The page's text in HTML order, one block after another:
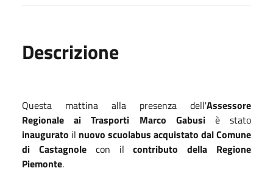
Descrizione
Questa mattina alla presenza dell'Assessore
Regionale ai Trasporti Marco Gabusi è stato
inaugurato il nuovo scuolabus acquistato dal Comune
di Castagnolecon ilcontributo della Regione
Piemonte.